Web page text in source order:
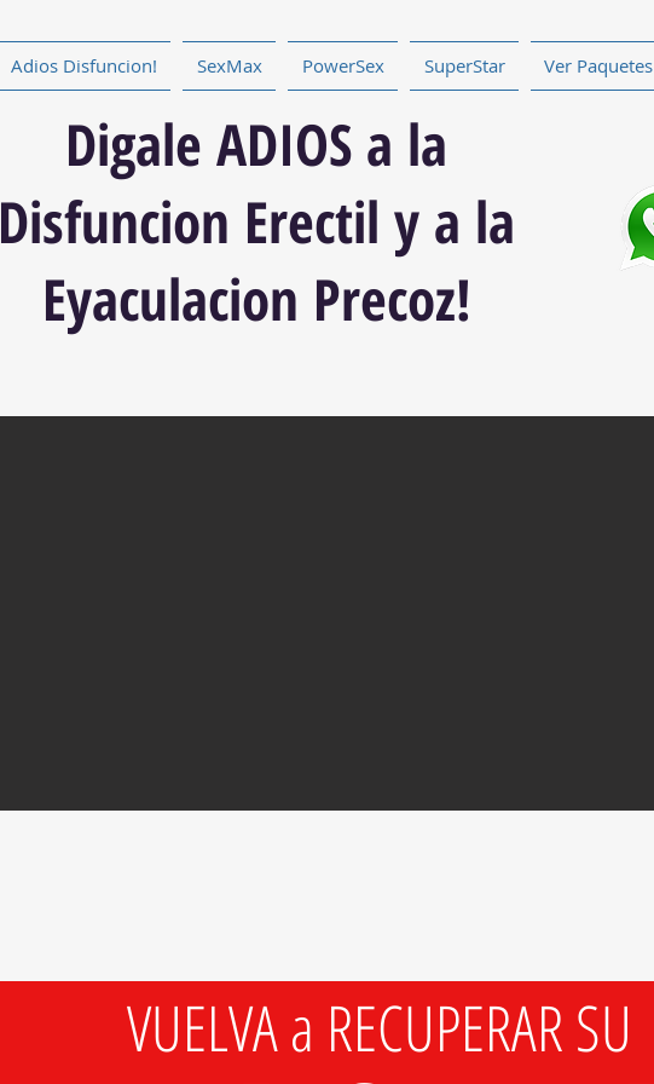
Adios Disfuncion! SexMax PowerSex SuperStar Ver Paquetes
Digale ADIOS a la
Disfuncion Erectil y a la
Eyaculacion Precoz!
VUELVA a RECUPERAR SU